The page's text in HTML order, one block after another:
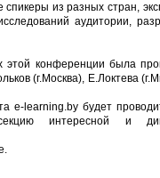
из разных стран,
аудитории,
конференции была
(г.Москва), Е.Локтева
e-learning.by будет
интересной и